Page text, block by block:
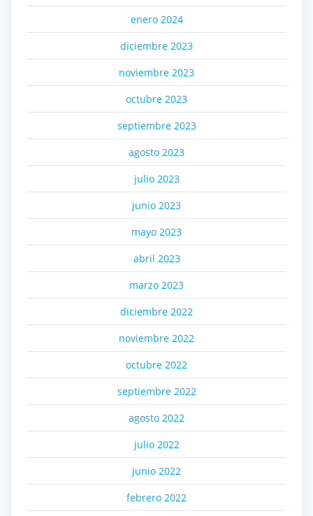
enero 2024
diciembre 2023
noviembre 2023
octubre 2023
septiembre 2023
agosto 2023
julio 2023
junio 2023
mayo 2023
abril 2023
marzo 2023
diciembre 2022
noviembre 2022
octubre 2022
septiembre 2022
agosto 2022
julio 2022
junio 2022
febrero 2022